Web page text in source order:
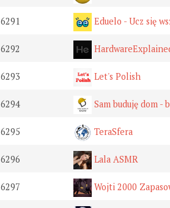
6291 Eduelo - Ucz się
6292
6293 Let's Polish
6294 Sam buduję dom -
6295 TeraSfera
6296 Lala ASMR
6297 Wojti 2000